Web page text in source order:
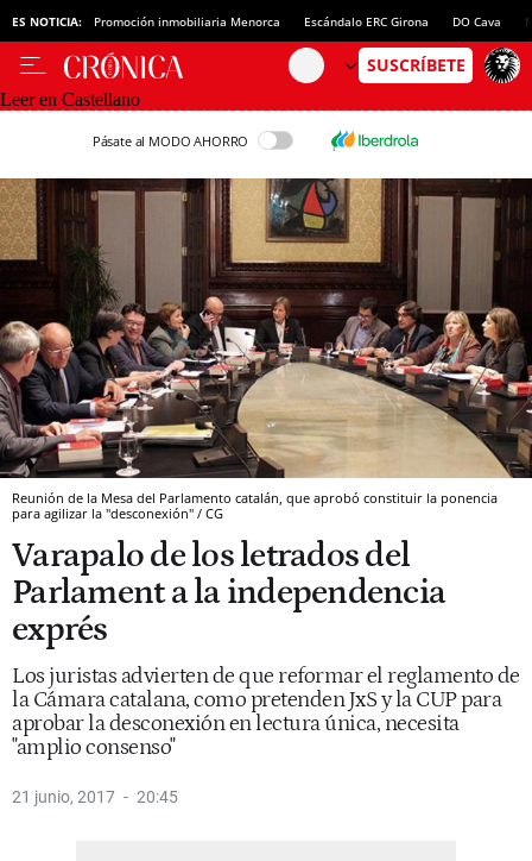
ES NOTICIA: Promoción inmobiliaria Menorca Escándalo ERC Girona DO Cava
Leer en Castellano
Pásate al MODO AHORRO
Reunión de la Mesa del Parlamento catalán, que aprobó constituir la ponencia
para agilizar la "desconexión" / CG
Varapalo de los letrados del
Parlament a la independencia
exprés
Los juristas advierten de que reformar el reglamento de
la Cámara catalana, como pretenden JxS y la CUP para
aprobar la desconexión en lectura única, necesita
"amplio consenso"
21 junio, 2017 20:45